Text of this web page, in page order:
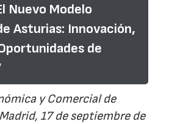
Nuevo Modelo
Asturias: Innovación,
de
y Comercial de
17 de septiembre de